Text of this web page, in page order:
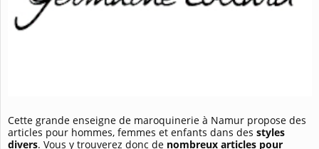
Cette grande enseigne de maroquinerie à Namur propose des
articles pour hommes, femmes et enfants dans des styles
divers. Vous y trouverez donc de nombreux articles pour